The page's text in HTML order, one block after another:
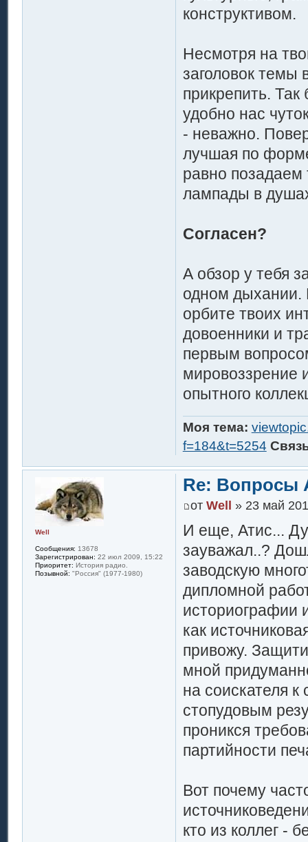
конструктивом.
Несмотря на
заголовок темы
прикрепить.
удобно нас
- неважно.
лучшая по
равно позадаем
лампады в
Согласен?
А обзор у тебя
одном дыхании.
орбите твоих
довоенники и
первым
мировоззрение
опытного
Моя тема:
f=184&t=5254
Re: Вопросы
от Well » 23 май
И еще, Атис...
зауважал..?
заводскую
дипломной
историографии
как
привожу.
мной
на соискателя
стопудовым
проникся
партийности
Вот почему
кто из коллег -
Well
Сообщения: 13678
Зарегистрирован: 22 июл 2009, 15:22
Приоритет: История радио.
Позывной: "Россия" (1977-1980)